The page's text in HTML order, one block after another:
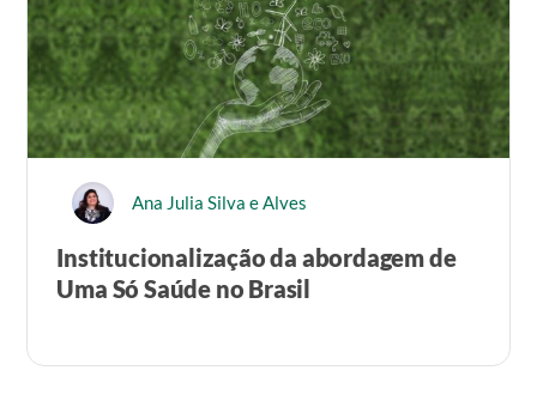
Ana Julia Silva e Alves
Institucionalização da abordagem de
Uma Só Saúde no Brasil